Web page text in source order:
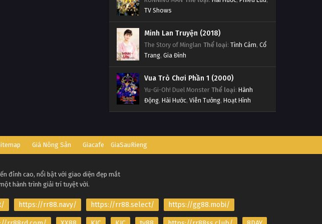
TV Shows
Minh Lan Truyện (2018)
The Story of Minglan Thể loại: Tình Cảm, Cổ
Trang, Gia Đình
Vua Trò Chơi Phần 1 (2000)
Yu-Gi-Oh! Duel Monster Thể loại: Hành
Động, Hài Hước, Viễn Tưởng, Hoạt Hình
Giá Nông Sản Giacafe GiaSauRieng
đỉnh cao, nổi bật với giao diện đẹp mắt
hành trình giải trí tuyệt vời.
https://rr88.navy/ https://rr88.select/ https://gg88.mobi/